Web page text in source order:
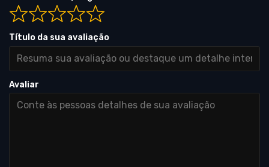
Título da sua avaliação
Avaliar